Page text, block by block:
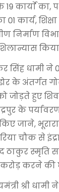
19 कार्याे का,
कार्य,
निर्माण
सिंह धामी ने
के अंतर्गत
हुए शिव
के
जाने,
चौक से
ठाकुर स्मृति
करने की
श्री धामी